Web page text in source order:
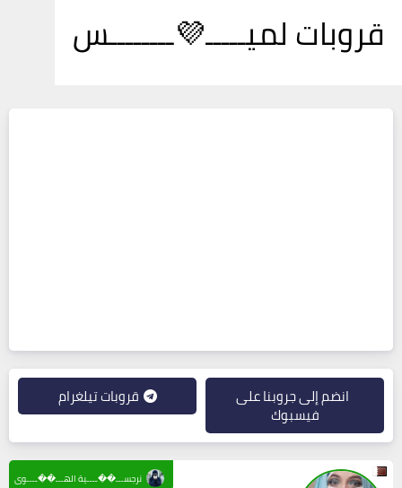
قروبات لميـــــ💜ــــــــس
انضم إلى جروبنا على
فيسبوك
قروبات تيلغرام
نرجســـ��ــــية الهـــ��ــــوى